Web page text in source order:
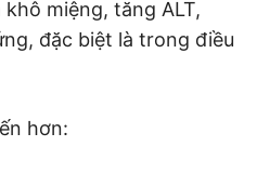
miệng, tăng ALT,
đặc biệt là trong điều
hơn: